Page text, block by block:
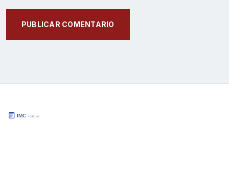
PUBLICAR COMENTARIO